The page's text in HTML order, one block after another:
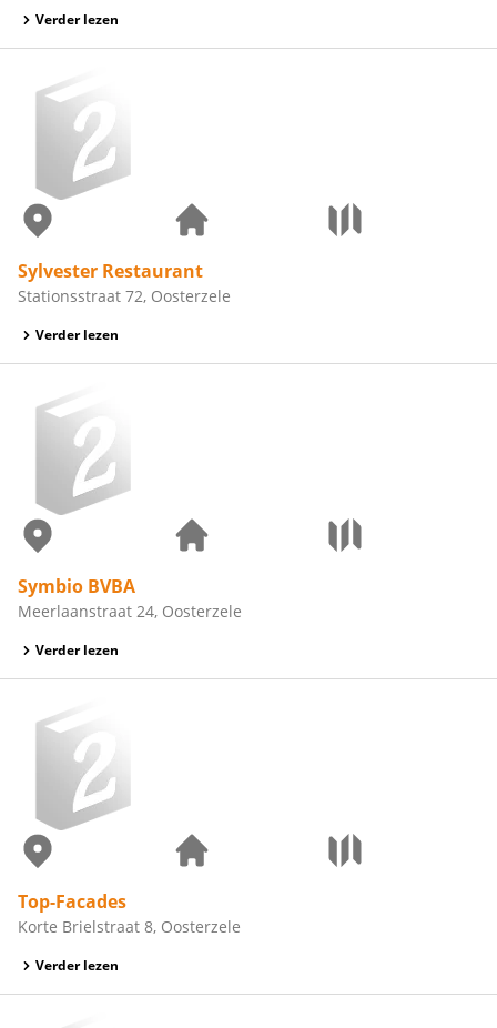
Verder lezen
Sylvester Restaurant
Stationsstraat 72, Oosterzele
Verder lezen
Symbio BVBA
Meerlaanstraat 24, Oosterzele
Verder lezen
Top-Facades
Korte Brielstraat 8, Oosterzele
Verder lezen